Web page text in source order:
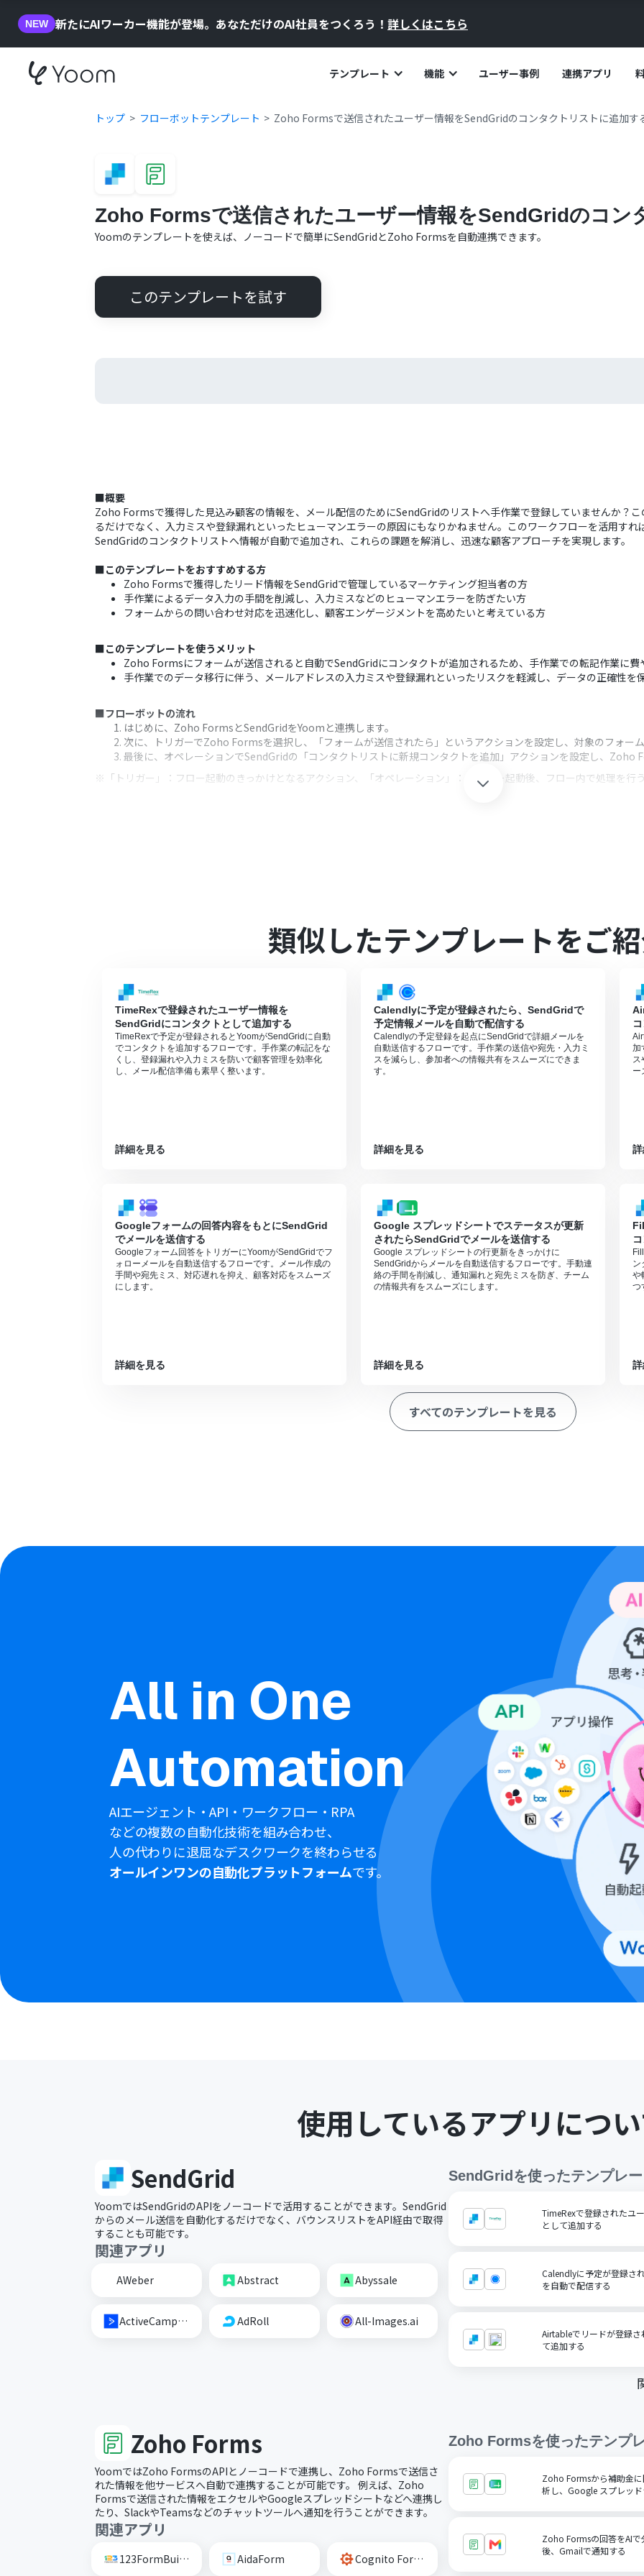
NEW 新たにAIワーカー機能が登場。あなただけのAI社員をつくろう！ 詳しくはこちら
テンプレート 機能 ユーザー事例 連携アプリ
トップ フローボットテンプレート Zoho Formsで送信されたユーザー情報をSendGridのコンタクトリストに追加す
Zoho Formsで送信されたユーザー情報をSendGridのコン
Yoomのテンプレートを使えば、ノーコードで簡単にSendGridとZoho Formsを自動連携できます。
このテンプレートを試す
■概要
Zoho Formsで獲得した見込み顧客の情報を、メール配信のためにSendGridのリストへ手作業で登録していませんか？
るだけでなく、入力ミスや登録漏れといったヒューマンエラーの原因にもなりかねません。このワークフローを活用す
SendGridのコンタクトリストへ情報が自動で追加され、これらの課題を解消し、迅速な顧客アプローチを実現します。
■このテンプレートをおすすめする方
Zoho Formsで獲得したリード情報をSendGridで管理しているマーケティング担当者の方
手作業によるデータ入力の手間を削減し、入力ミスなどのヒューマンエラーを防ぎたい方
フォームからの問い合わせ対応を迅速化し、顧客エンゲージメントを高めたいと考えている方
■このテンプレートを使うメリット
Zoho Formsにフォームが送信されると自動でSendGridにコンタクトが追加されるため、手作業での転記作業に費
手作業でのデータ移行に伴う、メールアドレスの入力ミスや登録漏れといったリスクを軽減し、データの正確性を
■フローボットの流れ
はじめに、Zoho FormsとSendGridをYoomと連携します。
次に、トリガーでZoho Formsを選択し、「フォームが送信されたら」というアクションを設定し、対象のフォー
最後に、オペレーションでSendGridの「コンタクトリストに新規コンタクトを追加」アクションを設定し、Zoho
※「トリガー」：フロー起動のきっかけとなるアクション、「オペレーション」：トリガー起動後、フロー内で処理を行
類似したテンプレートをご
TimeRexで登録されたユーザー情報を
SendGridにコンタクトとして追加する
TimeRexで予定が登録されるとYoomがSendGridに自動
でコンタクトを追加するフローです。手作業の転記をな
くし、登録漏れや入力ミスを防いで顧客管理を効率化
し、メール配信準備も素早く整います。
詳細を見る
Calendlyに予定が登録されたら、SendGridで
予定情報メールを自動で配信する
Calendlyの予定登録を起点にSendGridで詳細メールを
自動送信するフローです。手作業の送信や宛先・入力ミ
スを減らし、参加者への情報共有をスムーズにできま
す。
詳細を見る
加
ス
ー
Googleフォームの回答内容をもとにSendGrid
でメールを送信する
Googleフォーム回答をトリガーにYoomがSendGridでフ
ォローメールを自動送信するフローです。メール作成の
手間や宛先ミス、対応遅れを抑え、顧客対応をスムーズ
にします。
詳細を見る
Google スプレッドシートでステータスが更新
されたらSendGridでメールを送信する
Google スプレッドシートの行更新をきっかけに
SendGridからメールを自動送信するフローです。手動連
絡の手間を削減し、通知漏れと宛先ミスを防ぎ、チーム
の情報共有をスムーズにします。
詳細を見る
ン
や
つ
すべてのテンプレートを見る
All in One
Automation
AIエージェント・API・ワークフロー・RPA
などの複数の自動化技術を組み合わせ、
人の代わりに退屈なデスクワークを終わらせる
オールインワンの自動化プラットフォームです。
使用しているアプリにつ
SendGrid
YoomではSendGridのAPIをノーコードで活用することができます。SendGrid
からのメール送信を自動化するだけでなく、バウンスリストをAPI経由で取得
することも可能です。
関連アプリ
AWeber Abstract Abyssale
ActiveCampaign AdRoll All-Images.ai
SendGrid を使ったテンプレ
TimeRexで登録されたユ
として追加する
Calendlyに予定が登録さ
を自動で配信する
Airtableでリードが登録
て追加する
Zoho Forms
YoomではZoho FormsのAPIとノーコードで連携し、Zoho Formsで送信さ
れた情報を他サービスへ自動で連携することが可能です。 例えば、Zoho
Formsで送信された情報をエクセルやGoogleスプレッドシートなどへ連携し
たり、SlackやTeamsなどのチャットツールへ通知を行うことができます。
関連アプリ
123FormBuilder AidaForm Cognito Forms
Zoho Formsを使ったテンプ
Zoho Formsから補助金
析し、Google スプレッ
Zoho Formsの回答をAI
後、Gmailで通知する